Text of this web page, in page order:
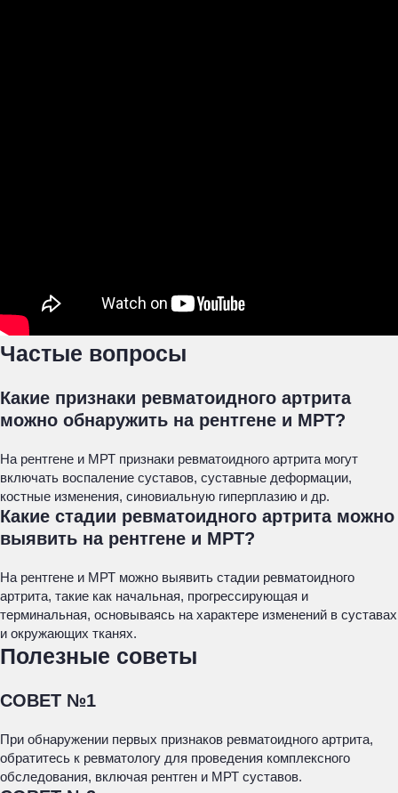
Частые вопросы
Какие признаки ревматоидного артрита
можно обнаружить на рентгене и МРТ?
На рентгене и МРТ признаки ревматоидного артрита могут
включать воспаление суставов, суставные деформации,
костные изменения, синовиальную гиперплазию и др.
Какие стадии ревматоидного артрита можно
выявить на рентгене и МРТ?
На рентгене и МРТ можно выявить стадии ревматоидного
артрита, такие как начальная, прогрессирующая и
терминальная, основываясь на характере изменений в суставах
и окружающих тканях.
Полезные советы
СОВЕТ №1
При обнаружении первых признаков ревматоидного артрита,
обратитесь к ревматологу для проведения комплексного
обследования, включая рентген и МРТ суставов.